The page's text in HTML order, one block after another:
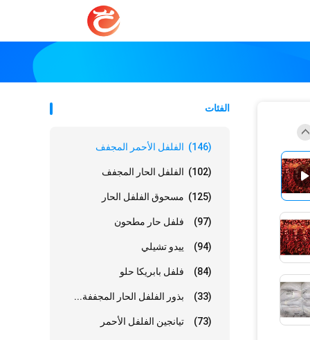
الفئات
الفلفل الأحمر المجفف (146)
الفلفل الحار المجفف (102)
مسحوق الفلفل الحار (125)
فلفل حار مطحون (97)
ييدو تشيلي (94)
فلفل بابريكا حلو (84)
بذور الفلفل الحار المجففة... (33)
تيانجين الفلفل الأحمر (73)